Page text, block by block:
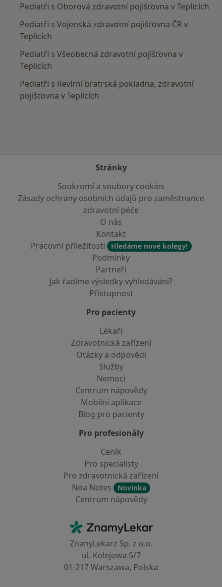
Pediatři s Oborová zdravotní pojišťovna v Teplicích
Pediatři s Vojenská zdravotní pojišťovna ČR v
Teplicích
Pediatři s Všeobecná zdravotní pojišťovna v
Teplicích
Pediatři s Revírní bratrská pokladna, zdravotní
pojišťovna v Teplicích
Stránky
Soukromí a soubory cookies
Zásady ochrany osobních údajů pro zaměstnance
zdravotní péče
O nás
Kontakt
Pracovní příležitosti
Hledáme nové kolegy!
Podmínky
Partneři
Jak řadíme výsledky vyhledávání?
Přístupnost
Pro pacienty
Lékaři
Zdravotnická zařízení
Otázky a odpovědi
Služby
Nemoci
Centrum nápovědy
Mobilní aplikace
Blog pro pacienty
Pro profesionály
Ceník
Pro specialisty
Pro zdravotnická zařízení
Noa Notes
Novinka
Centrum nápovědy
ZnamyLekar - Hlavní stránka
ZnanyLekarz Sp. z o.o.
ul. Kolejowa 5/7
01-217 Warszawa, Polska